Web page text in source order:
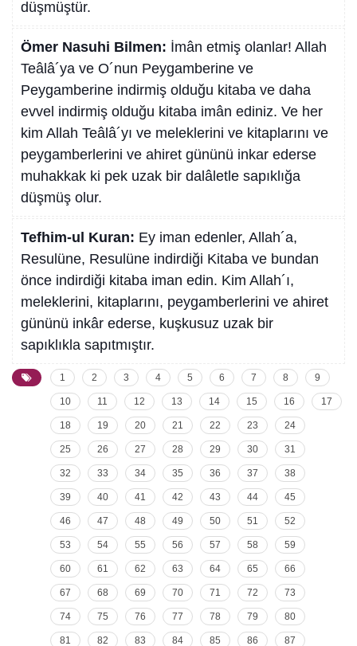
düşmüştür.
Ömer Nasuhi Bilmen: İmân etmiş olanlar! Allah
Teâlâ´ya ve O´nun Peygamberine ve
Peygamberine indirmiş olduğu kitaba ve daha
evvel indirmiş olduğu kitaba imân ediniz. Ve her
kim Allah Teâlâ´yı ve meleklerini ve kitaplarını ve
peygamberlerini ve ahiret gününü inkar ederse
muhakkak ki pek uzak bir dalâletle sapıklığa
düşmüş olur.
Tefhim-ul Kuran: Ey iman edenler, Allah´a,
Resulüne, Resulüne indirdiği Kitaba ve bundan
önce indirdiği kitaba iman edin. Kim Allah´ı,
meleklerini, kitaplarını, peygamberlerini ve ahiret
gününü inkâr ederse, kuşkusuz uzak bir
sapıklıkla sapıtmıştır.
1 2 3 4 5 6 7 8 9
10 11 12 13 14 15 16 17
18 19 20 21 22 23 24
25 26 27 28 29 30 31
32 33 34 35 36 37 38
39 40 41 42 43 44 45
46 47 48 49 50 51 52
53 54 55 56 57 58 59
60 61 62 63 64 65 66
67 68 69 70 71 72 73
74 75 76 77 78 79 80
81 82 83 84 85 86 87